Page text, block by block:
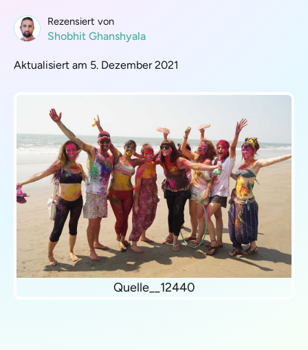
Rezensiert von
Shobhit Ghanshyala
Aktualisiert am 5. Dezember 2021
Quelle__12440